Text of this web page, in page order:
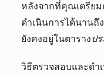
หลังจากที่คุณเตรีย
ดำเนินการได้นานถึ
ยังคงอยู่ในตารางป
วิธีตรวจสอบและดำ